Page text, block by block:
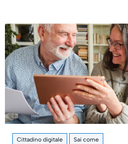
Cittadino digitale Sai come